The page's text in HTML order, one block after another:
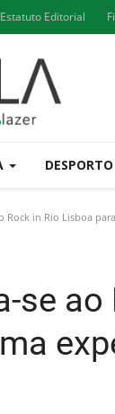
Estatuto Editorial
DESPORTO
Rock in Rio Lisboa
se